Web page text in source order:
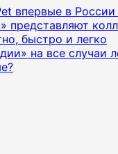
впервые в
представляют
быстро и легко
на все случаи